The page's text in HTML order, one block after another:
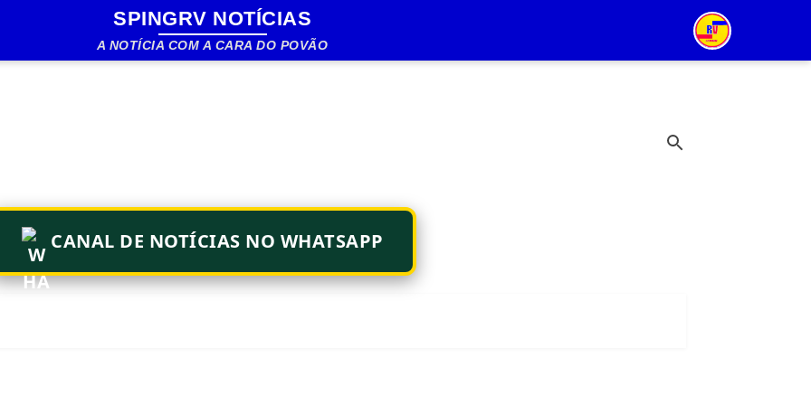
Pular para o conteúdo principal
SPINGRV NOTÍCIAS
A NOTÍCIA COM A CARA DO POVÃO
CANAL DE NOTÍCIAS NO WHATSAPP